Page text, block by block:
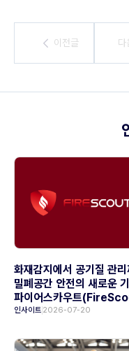
이전글
이전글 다
다
화재감지에서 공기질 관
밀폐공간 안전의 새로운
파이어스카우트
인사이트 2026-07-20